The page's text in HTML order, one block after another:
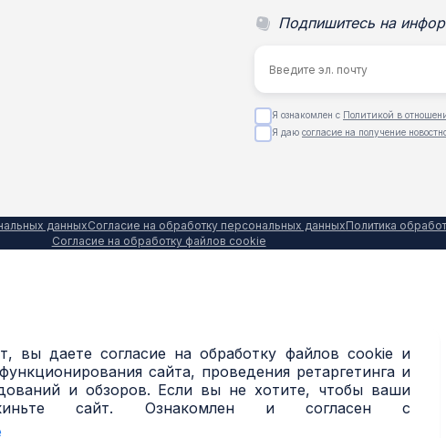
вы даете согласие на обработку файлов cookie и
сайта, проведения ретаргетинга и
и обзоров. Если вы не хотите, чтобы ваши
сайт. Ознакомлен и согласен с
Подпишитесь на
Я ознакомлен с Политикой в
Я даю согласие на получение
данныхСогласие на обработку персональных данныхПолитика
Согласие на обработку файлов cookie